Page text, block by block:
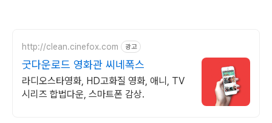
http://clean.cinefox.com 광고
굿다운로드 영화관 씨네폭스
라디오스타영화, HD고화질 영화, 애니, TV
시리즈 합법다운, 스마트폰 감상.